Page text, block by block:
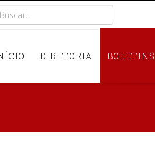
DIRETORIA BOLETINS